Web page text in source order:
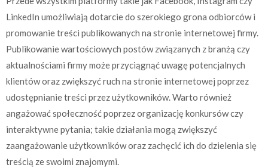
LinkedIn umożliwiają dotarcie do szerokiego grona odbiorców i
promowanie treści publikowanych na stronie internetowej firmy.
Publikowanie wartościowych postów związanych z branżą czy
aktualnościami firmy może przyciągnąć uwagę potencjalnych
klientów oraz zwiększyć ruch na stronie internetowej poprzez
udostępnianie treści przez użytkowników. Warto również
angażować społeczność poprzez organizację konkursów czy
interaktywne pytania; takie działania mogą zwiększyć
zaangażowanie użytkowników oraz zachęcić ich do dzielenia się
treścią ze swoimi znajomymi.